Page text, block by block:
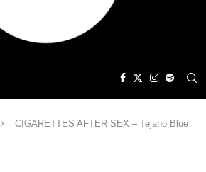
CIGARETTES AFTER SEX – Tejano Blue